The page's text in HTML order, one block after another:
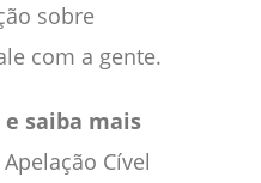
sobre
com a gente.
saiba mais
Apelação Cível